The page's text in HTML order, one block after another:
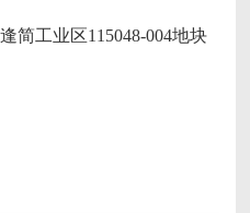
简工业区115048-004地块